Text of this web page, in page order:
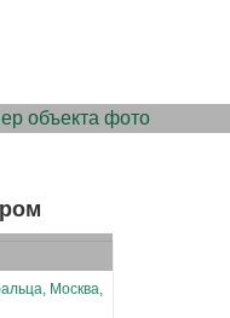
Москва,